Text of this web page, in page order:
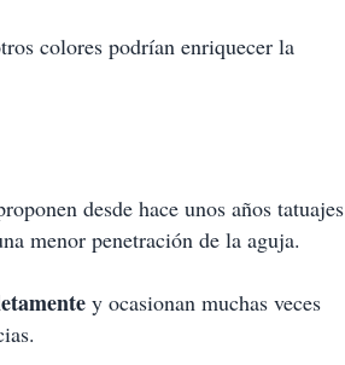
colores podrían enriquecer la
desde hace unos años tatuajes
menor penetración de la aguja.
y ocasionan muchas veces